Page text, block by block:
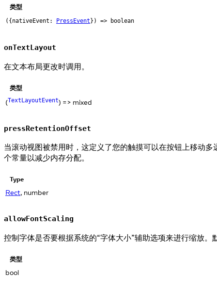
类型
({nativeEvent: PressEvent }) => boolean
onTextLayout
在文本布局更改时调用。
类型
(TextLayoutEvent) => mixed
pressRetentionOffset
当滚动视图被禁用时，这定义了您的触摸可以在按钮上移动
个常量以减少内存分配。
Type
Rect, number
allowFontScaling
控制字体是否要根据系统的“字体大小”辅助选项来进行缩放。
类型
bool